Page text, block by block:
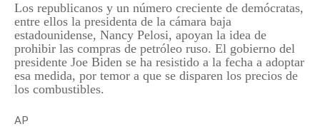
Los republicanos y un número creciente de demócratas,
entre ellos la presidenta de la cámara baja
estadounidense, Nancy Pelosi, apoyan la idea de
prohibir las compras de petróleo ruso. El gobierno del
presidente Joe Biden se ha resistido a la fecha a adoptar
esa medida, por temor a que se disparen los precios de
los combustibles.
AP